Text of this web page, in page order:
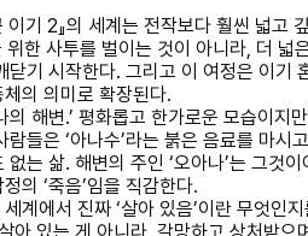
이기2』의 세계는 전작보다 훨씬 넓고
위한 사투를 벌이는 것이 아니라, 더 넓
닫기 시작한다.그리고 이 여정은 이기
체의 의미로 확장된다.
의 해변.’평화롭고 한가로운 모습이지만
람들은‘아나수’라는 붉은 음료를 마시
없는 삶. 해변의 주인‘오아나’는 그것이
정의‘죽음’임을 직감한다.
세계에서 진짜‘살아 있음’이란 무엇인지